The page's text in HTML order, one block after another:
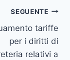
SEGUENTE
tariffe
per i diritti di
relativi a